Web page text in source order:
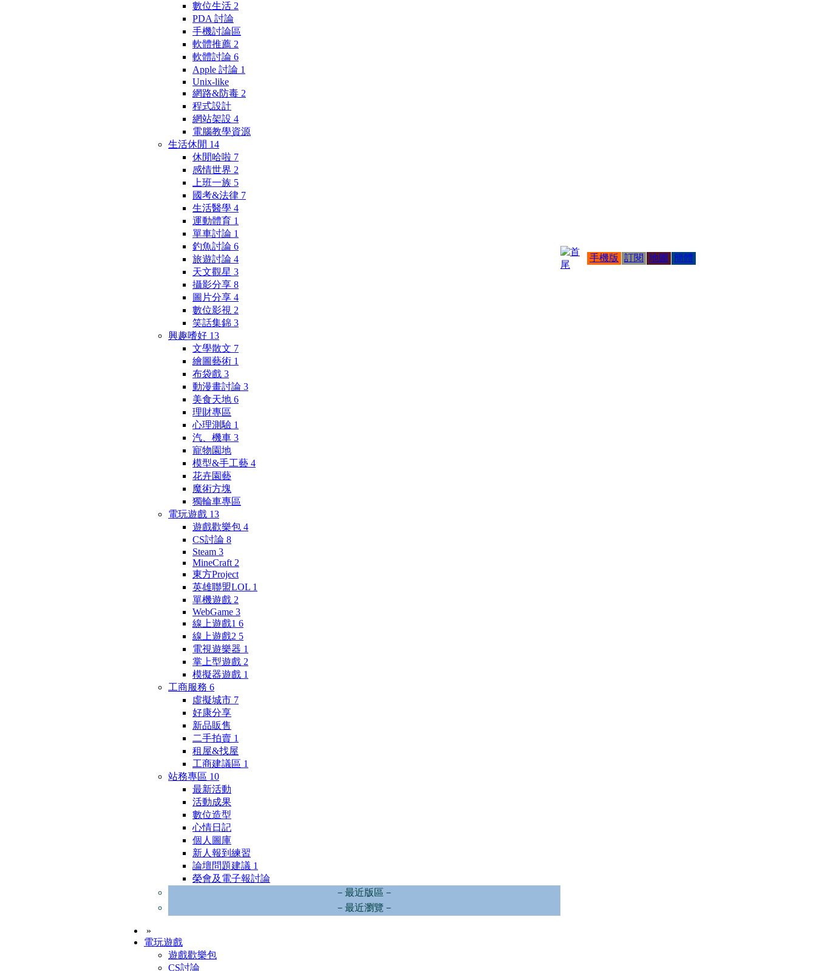
數位生活 2
PDA 討論
手機討論區
軟體推薦 2
軟體討論 6
Apple 討論 1
Unix-like
網路&防毒 2
程式設計
網站架設 4
電腦教學資源
生活休閒 14
休閒哈啦 7
感情世界 2
上班一族 5
國考&法律 7
生活醫學 4
運動體育 1
單車討論 1
釣魚討論 6
旅遊討論 4
天文觀星 3
攝影分享 8
圖片分享 4
數位影視 2
笑話集錦 3
興趣嗜好 13
文學散文 7
繪圖藝術 1
布袋戲 3
動漫畫討論 3
美食天地 6
理財專區
心理測驗 1
汽、機車 3
寵物園地
模型&手工藝 4
花卉園藝
魔術方塊
獨輪車專區
電玩遊戲 13
遊戲歡樂包 4
CS討論 8
Steam 3
MineCraft 2
東方Project
英雄聯盟LOL 1
單機遊戲 2
WebGame 3
線上遊戲1 6
線上遊戲2 5
電視遊樂器 1
掌上型遊戲 2
模擬器遊戲 1
工商服務 6
虛擬城市 7
好康分享
新品販售
二手拍賣 1
租屋&找屋
工商建議區 1
站務專區 10
最新活動
活動成果
數位造型
心情日記
個人圖庫
新人報到練習
論壇問題建議 1
榮會及電子報討論
－最近版區－
－最近瀏覽－
»
電玩遊戲
遊戲歡樂包
CS討論
手機版 訂閱 地圖 簡體